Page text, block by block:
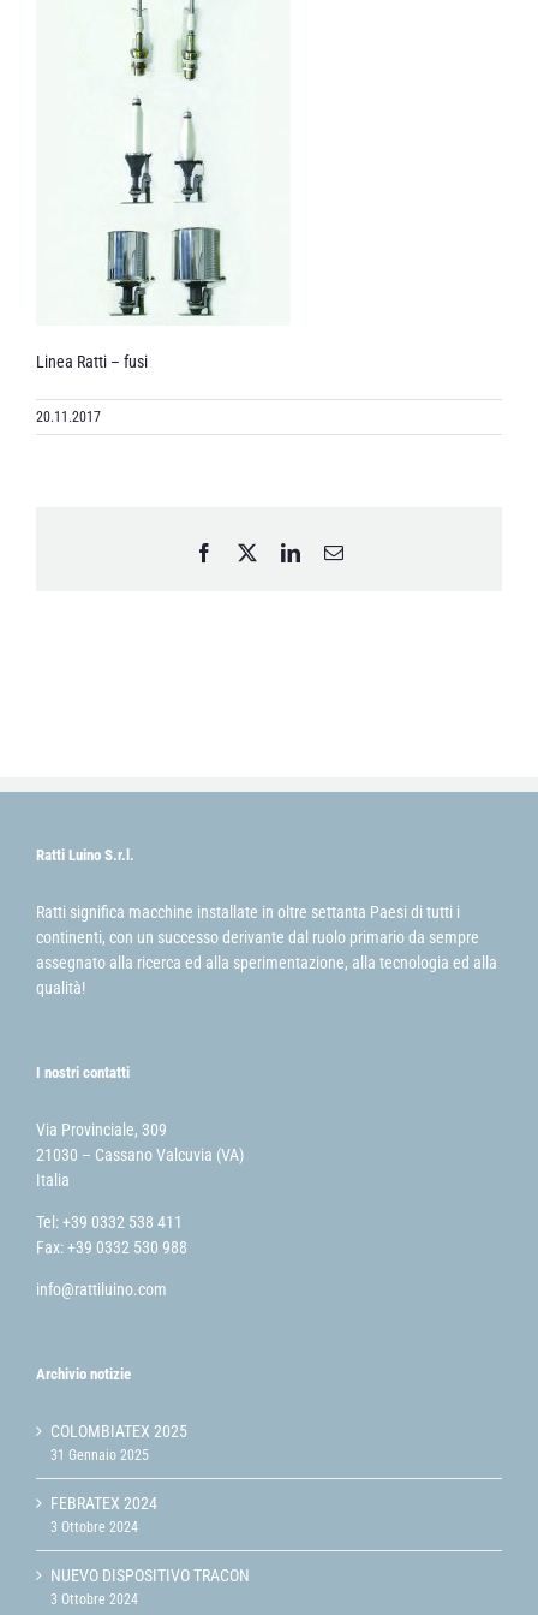
Linea Ratti – fusi
20.11.2017
Facebook LinkedInEmail
Ratti Luino S.r.l.
Ratti significa macchine installate in oltre settanta Paesi di tutti i
continenti, con un successo derivante dal ruolo primario da sempre
assegnato alla ricerca ed alla sperimentazione, alla tecnologia ed alla
qualità!
I nostri contatti
Via Provinciale, 309
21030 – Cassano Valcuvia (VA)
Italia
Tel: +39 0332 538 411
Fax: +39 0332 530 988
info@rattiluino.com
Archivio notizie
COLOMBIATEX 2025
31 Gennaio 2025
FEBRATEX 2024
3 Ottobre 2024
NUEVO DISPOSITIVO TRACON
3 Ottobre 2024